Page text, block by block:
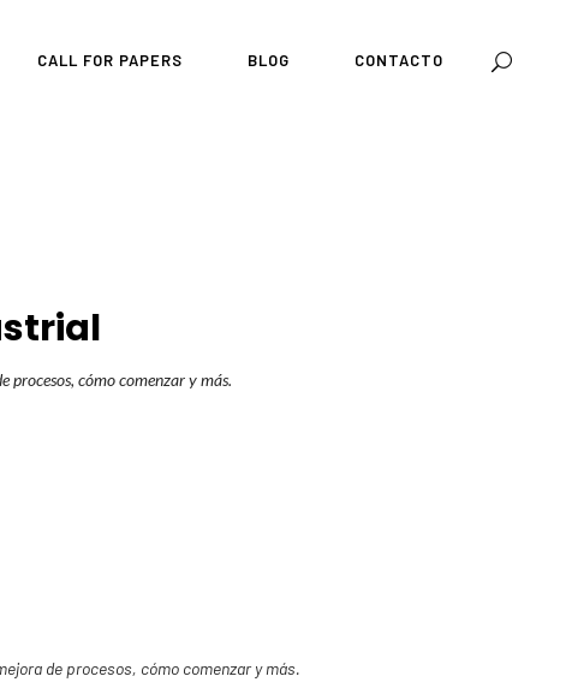
CALL FOR PAPERS BLOG CONTACTO
procesos, cómo comenzar y más.
de procesos, cómo comenzar y más.